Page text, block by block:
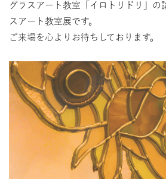
グラスアート教室「イロトリドリ」の
スアート教室展です。
ご来場を心よりお待ちしております。